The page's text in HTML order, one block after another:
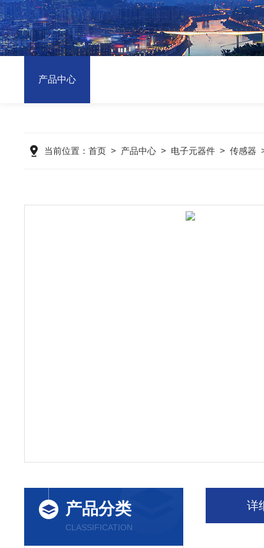
产品中心
当前位置： 首页> 产品中心> 电子元器件> 传感器
产品分类
CLASSIFICATION
详